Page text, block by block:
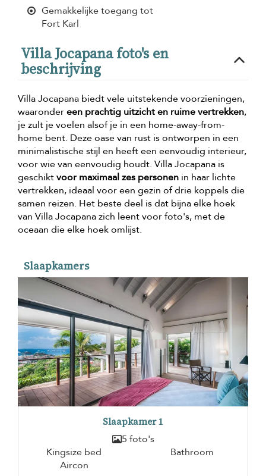
Gemakkelijke toegang tot
Fort Karl
Villa Jocapana foto's en
beschrijving
Villa Jocapana biedt vele uitstekende voorzieningen,
waarondereen prachtig uitzicht en ruime vertrekken,
je zult je voelen alsof je in een home-away-from-
home bent. Deze oase van rust is ontworpen in een
minimalistische stijl en heeft een eenvoudig interieur,
voor wie van eenvoudig houdt. Villa Jocapana is
geschiktvoor maximaal zes personen in haar lichte
vertrekken, ideaal voor een gezin of drie koppels die
samen reizen. Het beste deel is dat bijna elke hoek
van Villa Jocapana zich leent voor foto's, met de
oceaan die elke hoek omlijst.
Slaapkamers
Slaapkamer 1
5 foto's
Kingsize bed
Bathroom
Aircon